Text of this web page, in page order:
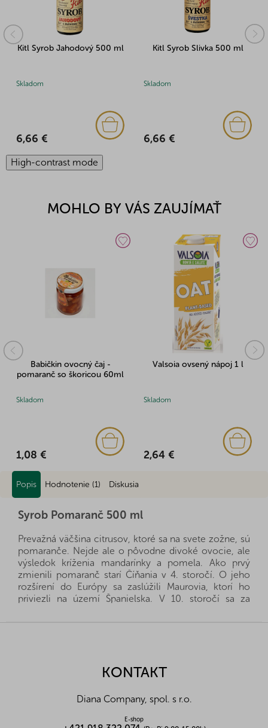
Kitl Syrob Jahodový 500 ml
Skladom
6,66 €
Kitl Syrob Slivka 500 ml
Skladom
6,66 €
High-contrast mode
MOHLO BY VÁS ZAUJÍMAŤ
Babičkin ovocný čaj -
pomaranč so škoricou 60ml
Skladom
1,08 €
Valsoia ovsený nápoj 1 l
Skladom
2,64 €
Popis Hodnotenie (1) Diskusia
Syrob Pomaranč 500 ml
Prevažná väčšina citrusov, ktoré sa na svete zožne, sú
pomaranče. Nejde ale o pôvodne divoké ovocie, ale
výsledok kríženia mandarínky a pomela. Ako prvý
zmienili pomaranč starí Číňania v 4. storočí. O jeho
rozšírení do Európy sa zaslúžili Maurovia, ktorí ho
priviezli na území Španielska. V 10. storočí sa za
pomaranč pestovať vo veľkom. Rozmachu sa dočkal
kontinent. Európski šľachtici budovali pri svojich
Oranžéria Ľudovíta XIV. vo Versailles.
bez alergénov
KONTAKT
Diana Company, spol. s r.o.
E-shop